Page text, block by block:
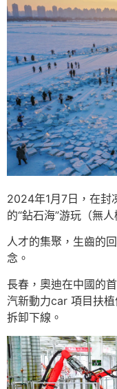
2024年1月7日，在封
的“鉆石海”游玩（無
人才的集聚，生齒的
念。
長春，奧迪在中國的
汽新動力car 項目扶
拆卸下線。